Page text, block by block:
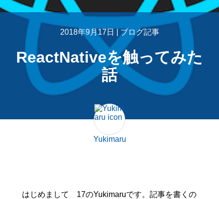
2018年9月17日 | ブログ記事
ReactNativeを触ってみた
話
Yukimaru
はじめまして 17のYukimaruです。記事を書くの